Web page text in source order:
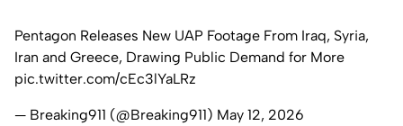
Pentagon Releases New UAP Footage From Iraq, Syria,
Iran and Greece, Drawing Public Demand for More
pic.twitter.com/cEc3lYaLRz
— Breaking911 (@Breaking911) May 12, 2026